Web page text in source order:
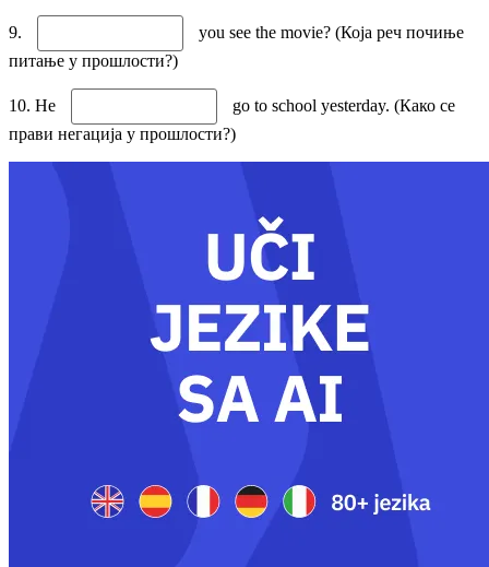
9.
you see the movie? (Која реч почиње
питање у прошлости?)
10. He
go to school yesterday. (Како се
прави негација у прошлости?)